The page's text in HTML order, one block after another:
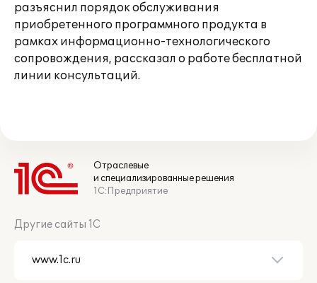
разъяснил порядок обслуживания
приобретенного программного продукта в
рамках информационно-технологического
сопровождения, рассказал о работе бесплатной
линии консультаций.
Отраслевые
и специализированные решения
1С:Предприятие
Другие сайты 1С